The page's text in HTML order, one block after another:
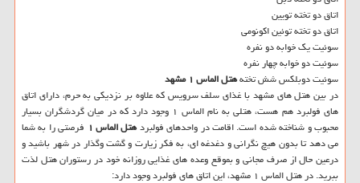
اتاق دو تخته تویین
اتاق دو تخته توئین اکونومی
سوئیت یک خوابه دو نفره
سوئیت دو خوابه چهار نفره
سوئیت دوبلکس شش تختههتل الماس ۱ مشهد
در بین هتل های مشهد با غذای سلف سرویس که علاوه بر نزدیکی به حرم، دارای اتاق
های فولبرد هم هست، هتلی به نام الماس ۱ وجود دارد که در میان گردشگران بسیار
محبوب و شناخته شده است. اقامت در واحدهای فولبردهتل الماس ۱
فرصتی را به شما
می دهد تا بدون هیچ نگرانی و دغدغه ای، به فکر زیارت و گشت وگذار در شهر باشید و
درعین حال از صرف مجانی و بموقع وعده های غذایی روزانه خود در رستوران هتل لذت
ببرید. در هتل الماس ۱ مشهد، این اتاق های فولبرد وجود دارد: